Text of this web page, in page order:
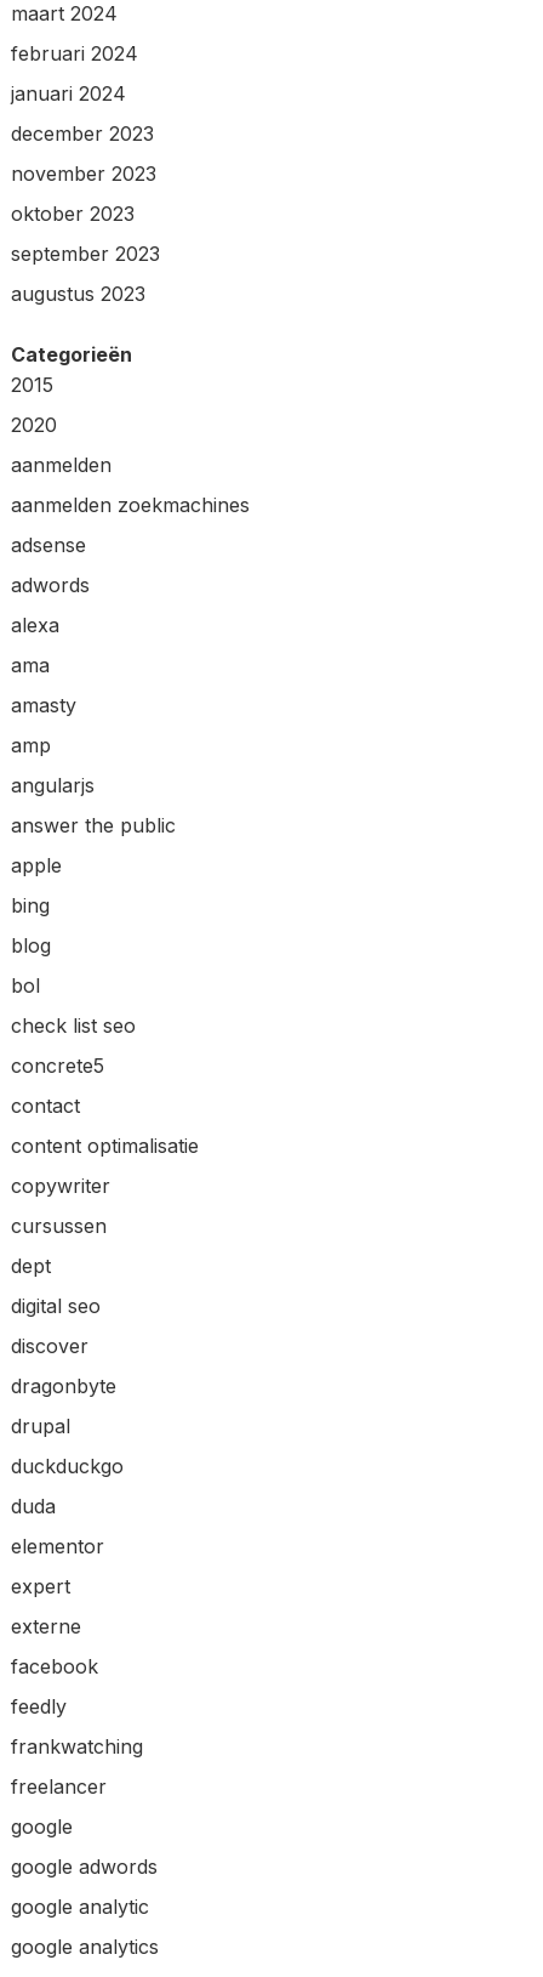
maart 2024
februari 2024
januari 2024
december 2023
november 2023
oktober 2023
september 2023
augustus 2023
Categorieën
2015
2020
aanmelden
aanmelden zoekmachines
adsense
adwords
alexa
ama
amasty
amp
angularjs
answer the public
apple
bing
blog
bol
check list seo
concrete5
contact
content optimalisatie
copywriter
cursussen
dept
digital seo
discover
dragonbyte
drupal
duckduckgo
duda
elementor
expert
externe
facebook
feedly
frankwatching
freelancer
google
google adwords
google analytic
google analytics